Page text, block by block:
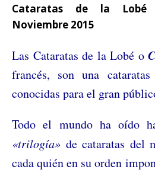
Cataratas de la Lobé
Noviembre 2015
Las Cataratas de la Lobé o
francés, son una
conocidas para el gran
Todo el mundo ha oído
«trilogía» de cataratas del
cada quién en su orden